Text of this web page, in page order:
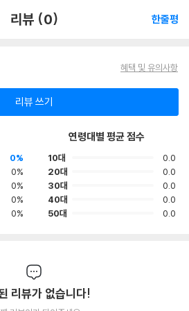
리뷰 (0) 한줄평
혜택 및 유의사항
리뷰 쓰기
0%
0%
0%
0%
0%
연령대별 평균 점수
10대
0.0
20대
0.0
30대
0.0
40대
0.0
50대
0.0
리뷰가 없습니다!